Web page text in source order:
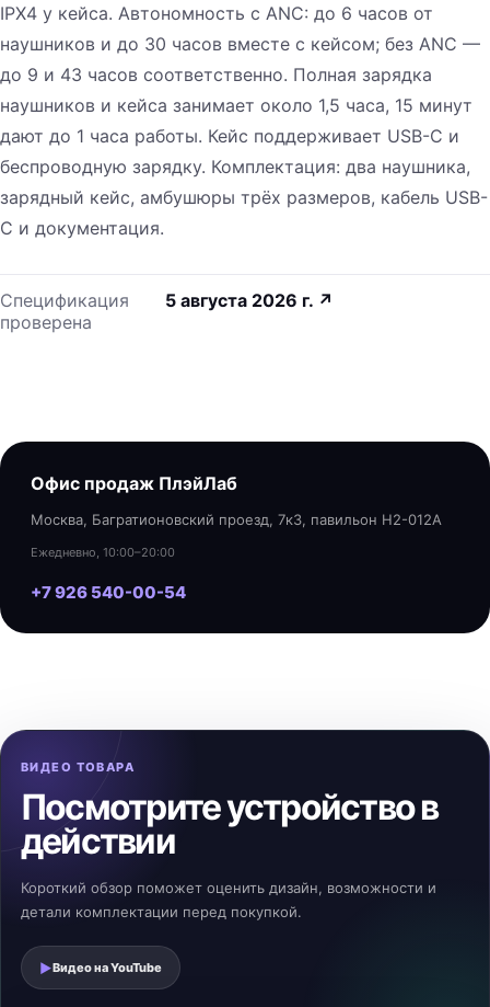
IPX4 у кейса. Автономность с ANC: до 6 часов от
наушников и до 30 часов вместе с кейсом; без ANC —
до 9 и 43 часов соответственно. Полная зарядка
наушников и кейса занимает около 1,5 часа, 15 минут
дают до 1 часа работы. Кейс поддерживает USB-C и
беспроводную зарядку. Комплектация: два наушника,
зарядный кейс, амбушюры трёх размеров, кабель USB-
C и документация.
Спецификация
проверена
5 августа 2026 г. ↗
Офис продаж ПлэйЛаб
Москва, Багратионовский проезд, 7к3, павильон H2-012A
Ежедневно, 10:00–20:00
+7 926 540-00-54
ВИДЕО ТОВАРА
Посмотрите устройство в
действии
Короткий обзор поможет оценить дизайн, возможности и
детали комплектации перед покупкой.
▶Видео наYouTube